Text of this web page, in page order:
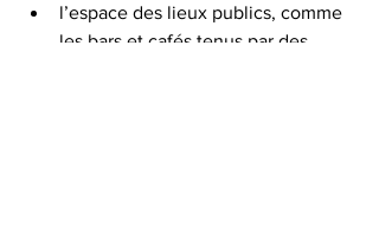
l’espace des lieux publics, comme
les bars et cafés tenus par des